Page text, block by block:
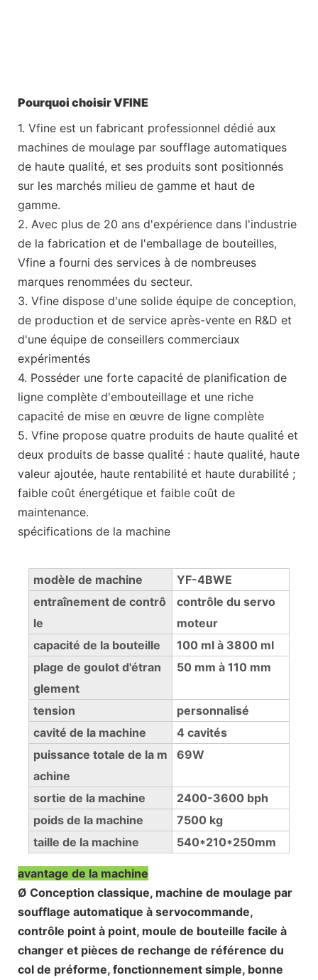
Pourquoi choisir VFINE
1. Vfine est un fabricant professionnel dédié aux
machines de moulage par soufflage automatiques
de haute qualité, et ses produits sont positionnés
sur les marchés milieu de gamme et haut de
gamme.
2. Avec plus de 20 ans d'expérience dans l'industrie
de la fabrication et de l'emballage de bouteilles,
Vfine a fourni des services à de nombreuses
marques renommées du secteur.
3. Vfine dispose d'une solide équipe de conception,
de production et de service après-vente en R&D et
d'une équipe de conseillers commerciaux
expérimentés
4. Posséder une forte capacité de planification de
ligne complète d'embouteillage et une riche
capacité de mise en œuvre de ligne complète
5. Vfine propose quatre produits de haute qualité et
deux produits de basse qualité : haute qualité, haute
valeur ajoutée, haute rentabilité et haute durabilité ;
faible coût énergétique et faible coût de
maintenance.
spécifications de la machine
modèle de machine
YF-4BWE
entraînement de contrô
le
contrôle du servo
moteur
capacité de la bouteille
100 ml à 3800 ml
plage de goulot d'étran
glement
50 mm à 110 mm
tension
personnalisé
cavité de la machine
4 cavités
puissance totale de la m
achine
69W
sortie de la machine
2400-3600 bph
poids de la machine
7500 kg
taille de la machine
540*210*250mm
avantage de la machine
Ø Conception classique, machine de moulage par
soufflage automatique à servocommande,
contrôle point à point, moule de bouteille facile à
changer et pièces de rechange de référence du
col de préforme, fonctionnement simple, bonne